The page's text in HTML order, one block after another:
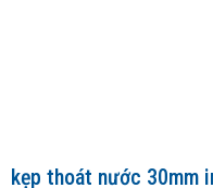
kẹp thoát nước 30mm